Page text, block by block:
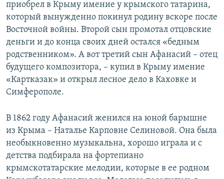
приобрел в Крыму имение у крымского татарина,
который вынужденно покинул родину вскоре после
Восточной войны. Второй сын промотал отцовские
деньги и до конца своих дней остался «бедным
родственником». А вот третий сын Афанасий – отец
будущего композитора, – купил в Крыму имение
«Картказак» и открыл лесное дело в Каховке и
Симферополе.
В 1862 году Афанасий женился на юной барышне
из Крыма – Наталье Карповне Селиновой. Она была
необыкновенно музыкальна, хорошо играла и с
детства подбирала на фортепиано
крымскотатарские мелодии, которые в ее родном